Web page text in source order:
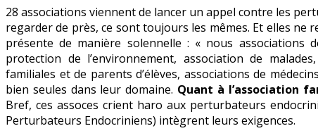
:
des
assoces
veulent
la
peau
de
Bathot
28 associations viennent de lancer un appel contre les
regarder de près, ce sont toujours les mêmes. Et elles ne
présente de manière solennelle : « nous
protection de l’environnement, association de
familiales et de parents d’élèves, associations de
bien seules dans leur domaine. Quant à l’association
Bref, ces assoces crient haro aux perturbateurs
Perturbateurs Endocriniens) intègrent leurs exigences.